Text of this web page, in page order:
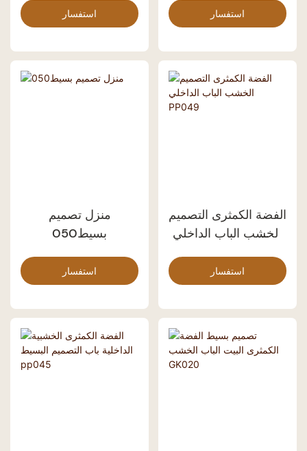
استفسار استفسار
منزل تصميم
بسيط050
استفسار
الفضة الكمثرى التصميم
الخشب الباب الداخلي
استفسار